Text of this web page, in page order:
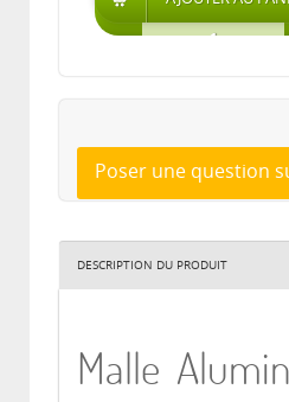
Poser une question
DESCRIPTION DU PRODUIT
Malle